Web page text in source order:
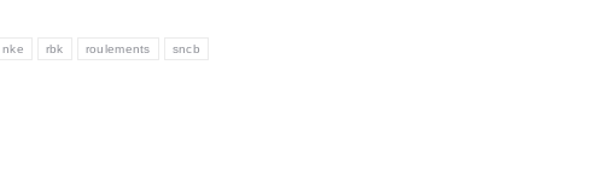
nke rbk roulements sncb